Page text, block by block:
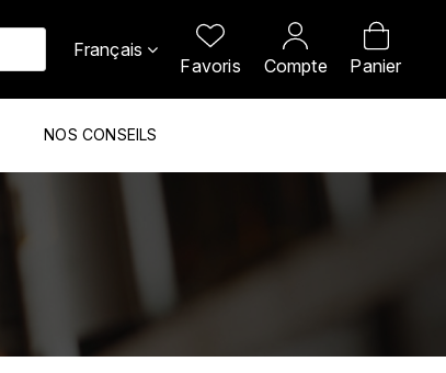
Français
Favoris Compte Panier
NOS CONSEILS